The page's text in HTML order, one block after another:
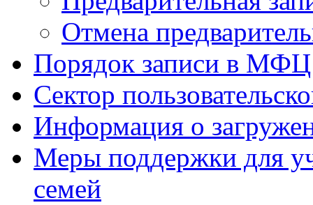
Отмена
Порядок записи в МФЦ
Сектор
Информация о
Меры поддержки для
семей